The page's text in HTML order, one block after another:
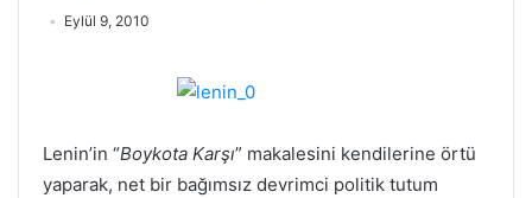
Eylül 9, 2010
Lenin’in “Boykota Karşı” makalesini kendilerine örtü
yaparak, net bir bağımsız devrimci politik tutum